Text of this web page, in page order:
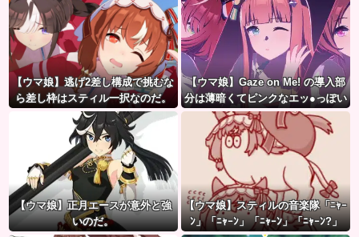
【ウマ娘】逃げ2差し構成で挑むな
ら差し枠はスティル一択なのだ。
【ウマ娘】Gaze on Me! の導入部
分は薄暗くてピンクなエッ●っぽい
雰囲気だから何でも叡智に見える
よね。
【ウマ娘】正月エースが意外と強
いのだ。
【ウマ娘】スティルの音楽隊「ﾆｬｰ
ﾝ」「ﾆｬｰﾝ」「ﾆｬｰﾝ」「ﾆｬｰﾝ?」